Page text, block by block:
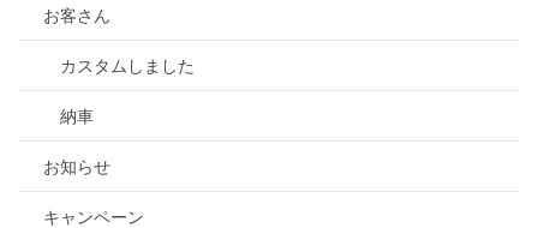
お客さん
カスタムしました
納車
お知らせ
キャンペーン